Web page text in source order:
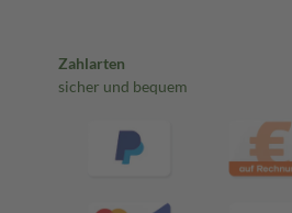
Zahlarten
sicher und bequem